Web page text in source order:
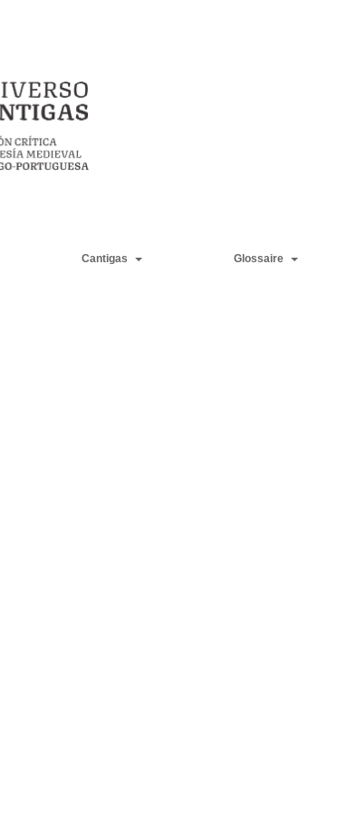
Cantigas Glossaire